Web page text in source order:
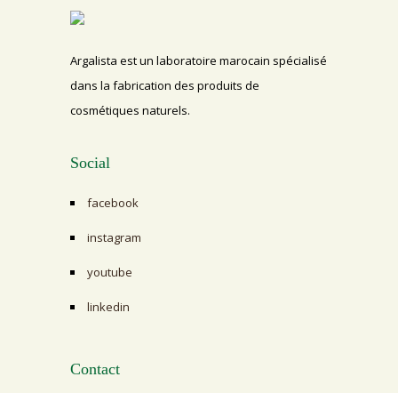
Argalista est un laboratoire marocain spécialisé
dans la fabrication des produits de
cosmétiques naturels.
Social
facebook
instagram
youtube
linkedin
Contact